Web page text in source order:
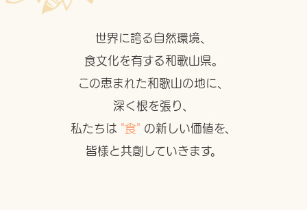
世界に誇る自然環境、
食文化を有する和歌山県。
この恵まれた和歌山の地に、
深く根を張り、
私たちは "食" の新しい価値を、
皆様と共創していきます。